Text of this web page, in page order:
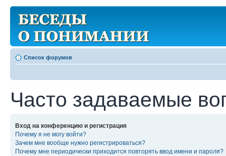
Список форумов
Часто задаваемые
Вход на конференцию и регистрация
Почему я не могу войти?
Зачем мне вообще нужно регистрироваться?
Почему мне периодически приходится повторять ввод имени и пароля?